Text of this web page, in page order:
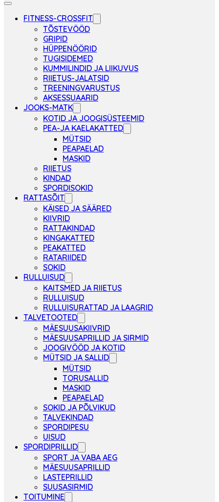
FITNESS-CROSSFIT
TÕSTEVÖÖD
GRIPID
HÜPPENÖÖRID
TUGISIDEMED
KUMMILINDID JA LIIKUVUS
RIIETUS-JALATSID
TREENINGVARUSTUS
AKSESSUAARID
JOOKS-MATK
KOTID JA JOOGISÜSTEEMID
PEA-JA KAELAKATTED
MÜTSID
PEAPAELAD
MASKID
RIIETUS
KINDAD
SPORDISOKID
RATTASÕIT
KÄISED JA SÄÄRED
KIIVRID
RATTAKINDAD
KINGAKATTED
PEAKATTED
RATARIIDED
SOKID
RULLUISUD
KAITSMED JA RIIETUS
RULLUISUD
RULLUISURATTAD JA LAAGRID
TALVETOOTED
MÄESUUSAKIIVRID
MÄESUUSAPRILLID JA SIRMID
JOOGIVÖÖD JA KOTID
MÜTSID JA SALLID
MÜTSID
TORUSALLID
MASKID
PEAPAELAD
SOKID JA PÕLVIKUD
TALVEKINDAD
SPORDIPESU
UISUD
SPORDIPRILLID
SPORT JA VABA AEG
MÄESUUSAPRILLID
LASTEPRILLID
SUUSASIRMID
TOITUMINE